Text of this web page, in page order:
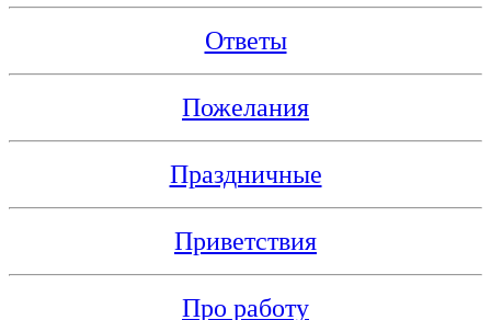
Ответы
Пожелания
Праздничные
Приветствия
Про работу